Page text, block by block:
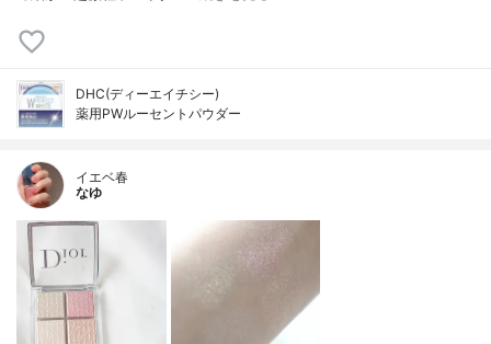
DHC(ディーエイチシー)
薬用PWルーセントパウダー
イエベ春
なゆ